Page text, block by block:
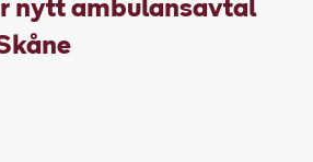
nytt ambulansavtal